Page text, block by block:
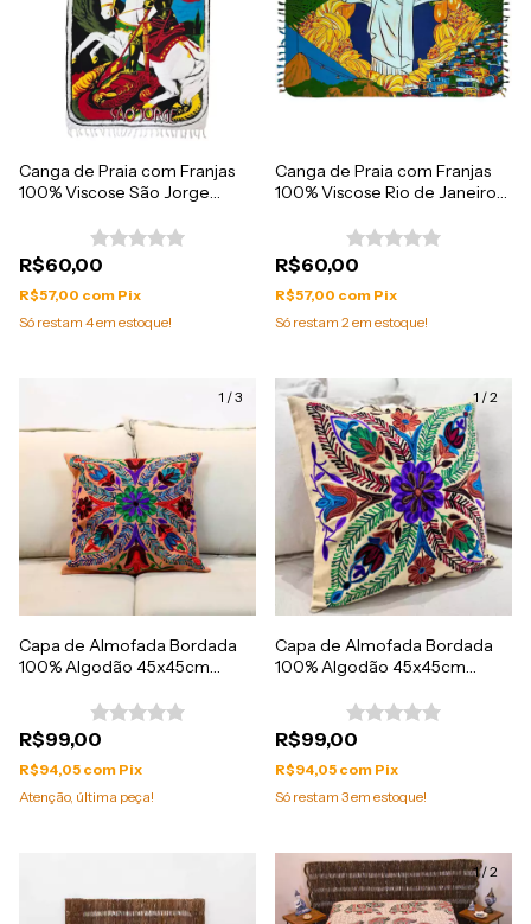
Canga de Praia com Franjas
100% Viscose São Jorge
R$60,00
R$57,00 com Pix
Só restam 4em estoque!
Canga de Praia com Franjas
100% Viscose Rio de Janeiro
R$60,00
R$57,00 com Pix
Só restam 2em estoque!
1 /3
Capa de Almofada Bordada
100% Algodão 45x45cm
R$99,00
R$94,05 com Pix
Atenção, última peça!
1 /2
Capa de Almofada Bordada
100% Algodão 45x45cm
R$99,00
R$94,05 com Pix
Só restam 3em estoque!
1/2